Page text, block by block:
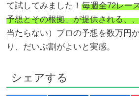
て試してみました！毎週全72レー
予想とその根拠」が提供される、
当たらない）プロの予想を数万円
り、だいぶ割がよいと実感。
シェアする